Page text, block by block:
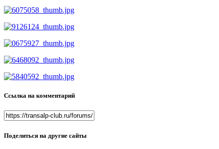
Ссылка на комментарий
Поделиться на другие сайты